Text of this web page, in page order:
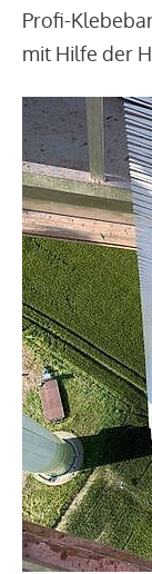
Profi-
mit Hilfe der